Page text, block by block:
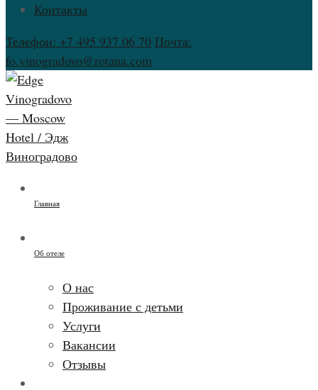
Контакты
Телефон: +7 495 937 06 70 Почта:
fo.vinogradovo@rotana.com
Главная
Об отеле
О нас
Проживание с детьми
Услуги
Вакансии
Отзывы